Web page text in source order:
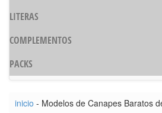
LITERAS
COMPLEMENTOS
PACKS
inicio - Modelos de Canapes Baratos